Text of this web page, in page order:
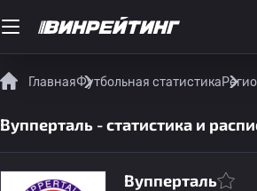
ГлавнаяФутбольная статистика
Вупперталь - статистика и
Вупперталь